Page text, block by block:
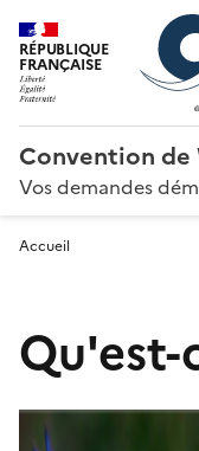
RÉPUBLIQUE
FRANÇAISE
Convention de
Vos demandes
Accueil
Qu'est-